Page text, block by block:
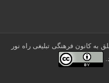
به کانون فرهنگی تبلیغی راه نور